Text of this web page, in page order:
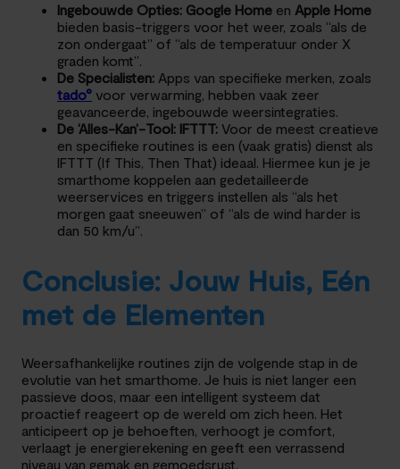
Ingebouwde Opties: Google Home en Apple Home
bieden basis-triggers voor het weer, zoals “als de
zon ondergaat” of “als de temperatuur onder X
graden komt”.
De Specialisten: Apps van specifieke merken, zoals
tado° voor verwarming, hebben vaak zeer
geavanceerde, ingebouwde weersintegraties.
De ‘Alles-Kan’-Tool: IFTTT: Voor de meest creatieve
en specifieke routines is een (vaak gratis) dienst als
IFTTT (If This, Then That) ideaal. Hiermee kun je je
smarthome koppelen aan gedetailleerde
weerservices en triggers instellen als “als het
morgen gaat sneeuwen” of “als de wind harder is
dan 50 km/u”.
Conclusie: Jouw Huis, Eén
met de Elementen
Weersafhankelijke routines zijn de volgende stap in de
evolutie van het smarthome. Je huis is niet langer een
passieve doos, maar een intelligent systeem dat
proactief reageert op de wereld om zich heen. Het
anticipeert op je behoeften, verhoogt je comfort,
verlaagt je energierekening en geeft een verrassend
niveau van gemak en gemoedsrust.